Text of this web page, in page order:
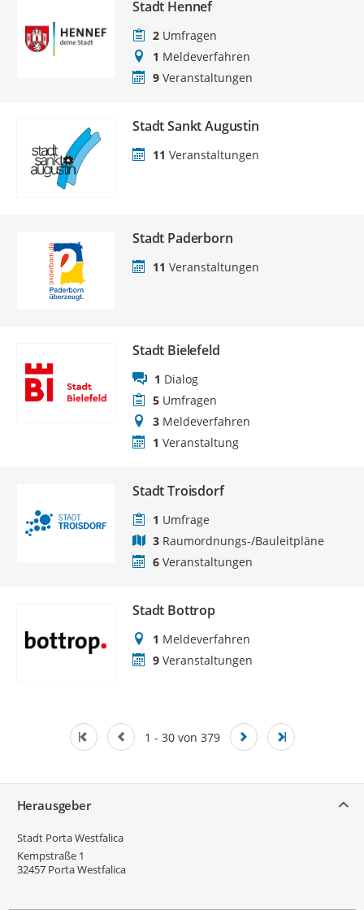
Stadt Hennef
2 Umfragen
1 Meldeverfahren
9 Veranstaltungen
Stadt Sankt Augustin
11 Veranstaltungen
Stadt Paderborn
11 Veranstaltungen
Stadt Bielefeld
1 Dialog
5 Umfragen
3 Meldeverfahren
1 Veranstaltung
Stadt Troisdorf
1 Umfrage
3 Raumordnungs-/Bauleitpläne
6 Veranstaltungen
Stadt Bottrop
1 Meldeverfahren
9 Veranstaltungen
1 - 30 von 379
Herausgeber
Stadt Porta Westfalica
Kempstraße 1
32457 Porta Westfalica